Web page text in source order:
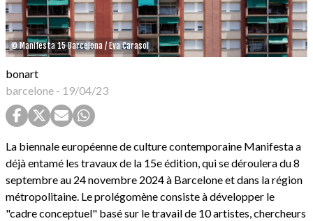
© Manifesta 15 Barcelona / Eva Carasol
bonart
barcelone - 19/04/23
La biennale européenne de culture contemporaine Manifesta a
déjà entamé les travaux de la 15e édition, qui se déroulera du 8
septembre au 24 novembre 2024 à Barcelone et dans la région
métropolitaine. Le prolégomène consiste à développer le
"cadre conceptuel" basé sur le travail de 10 artistes, chercheurs